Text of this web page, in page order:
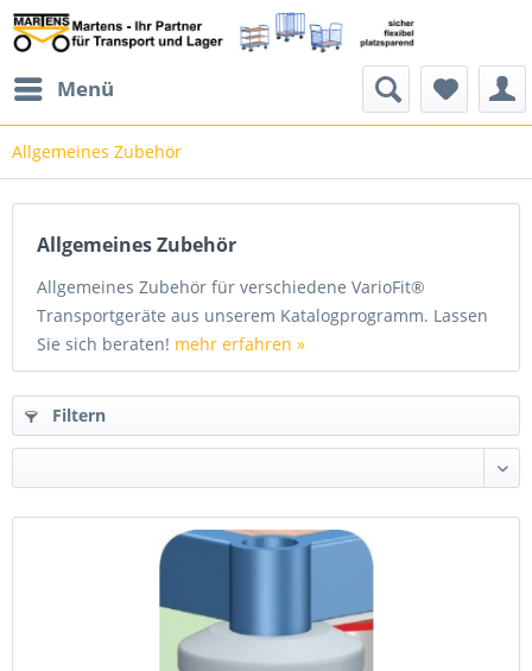
Menü
Allgemeines Zubehör
Allgemeines Zubehör
Allgemeines Zubehör für verschiedene VarioFit®
Transportgeräte aus unserem Katalogprogramm. Lassen
Sie sich beraten! mehr erfahren »
Filtern